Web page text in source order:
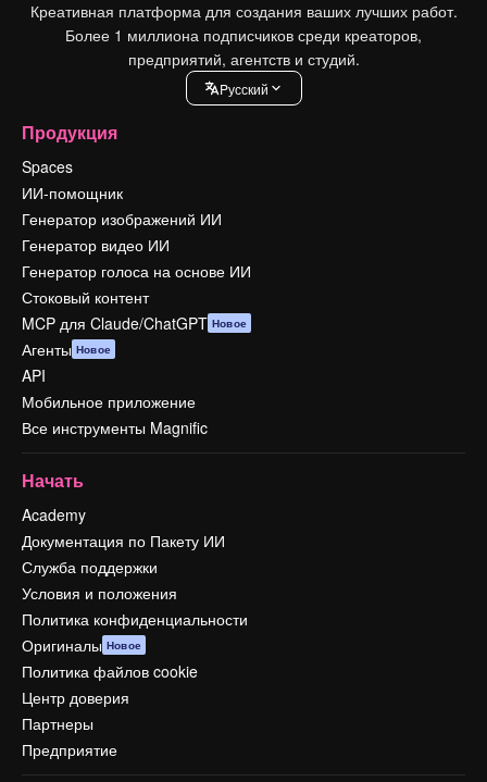
Креативная платформа для создания ваших лучших работ.
Более 1 миллиона подписчиков среди креаторов,
предприятий, агентств и студий.
Pусский
Продукция
Spaces
ИИ-помощник
Генератор изображений ИИ
Генератор видео ИИ
Генератор голоса на основе ИИ
Стоковый контент
MCP для Claude/ChatGPT Новое
Агенты Новое
API
Мобильное приложение
Все инструменты Magnific
Начать
Academy
Документация по Пакету ИИ
Служба поддержки
Условия и положения
Политика конфиденциальности
Оригиналы Новое
Политика файлов cookie
Центр доверия
Партнеры
Предприятие